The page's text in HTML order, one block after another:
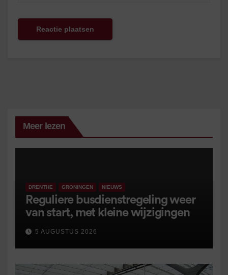
Meer lezen
DRENTHE GRONINGEN NIEUWS
Reguliere busdienstregeling weer
van start, met kleine wijzigingen
5 AUGUSTUS 2026